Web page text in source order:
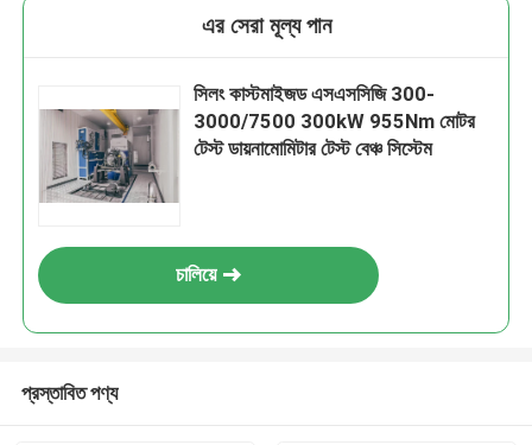
এর সেরা মূল্য পান
সিলং কাস্টমাইজড এসএসসিজি 300-
3000/7500 300kW 955Nm মোটর
টেস্ট ডায়নামোমিটার টেস্ট বেঞ্চ সিস্টেম
চালিয়ে
প্রস্তাবিত পণ্য